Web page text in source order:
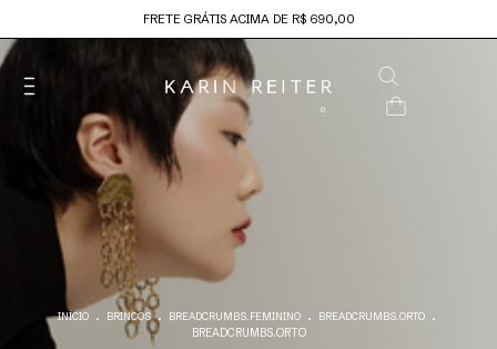
FRETE GRÁTIS ACIMA DE R$ 690,00
0
INÍCIO . BRINCOS . BREADCRUMBS.FEMININO . BREADCRUMBS.ORTO .
BREADCRUMBS.ORTO